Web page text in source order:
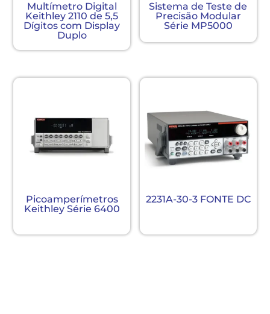
Multímetro Digital
Keithley 2110 de 5,5
Dígitos com Display
Duplo
Sistema de Teste de
Precisão Modular
Série MP5000
Picoamperímetros
Keithley Série 6400
2231A-30-3 FONTE DC